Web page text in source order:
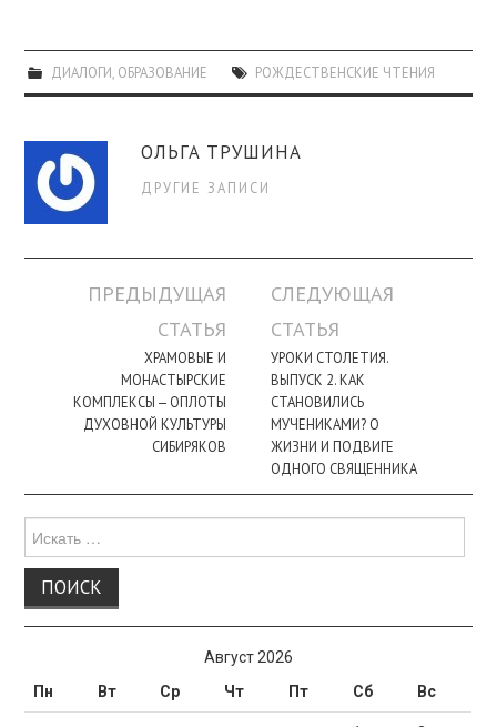
ДИАЛОГИ ОБРАЗОВАНИЕ РОЖДЕСТВЕНСКИЕ ЧТЕНИЯ
ОЛЬГА ТРУШИНА
ДРУГИЕ ЗАПИСИ
Навигация
ПРЕДЫДУЩАЯ
СТАТЬЯ
ХРАМОВЫЕ И
МОНАСТЫРСКИЕ
КОМПЛЕКСЫ — ОПЛОТЫ
ДУХОВНОЙ КУЛЬТУРЫ
СИБИРЯКОВ
СЛЕДУЮЩАЯ
СТАТЬЯ
УРОКИ СТОЛЕТИЯ.
ВЫПУСК 2. КАК
СТАНОВИЛИСЬ
МУЧЕНИКАМИ? О
ЖИЗНИ И ПОДВИГЕ
ОДНОГО СВЯЩЕННИКА
для:
Август 2026
Пн
Вт Ср Чт Пт Сб Вс